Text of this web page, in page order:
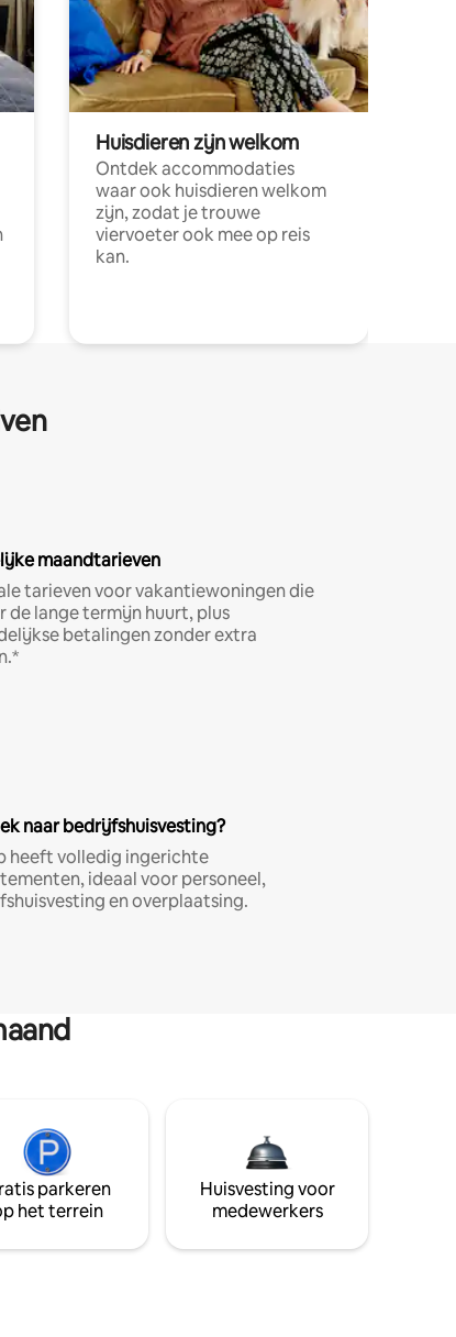
Huisdieren zijn welkom
Ontdek accommodaties
waar ook huisdieren welkom
zijn, zodat je trouwe
viervoeter ook mee op reis
kan.
maandtarieven
tarieven voor vakantiewoningen die
de lange termijn huurt, plus
betalingen zonder extra
naar bedrijfshuisvesting?
heeft volledig ingerichte
ideaal voor personeel,
en overplaatsing.
parkeren
het terrein
Huisvesting voor
medewerkers